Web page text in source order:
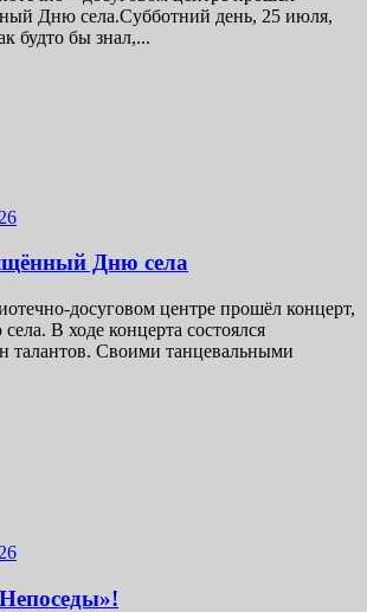
Дню села.Субботний день, 25 июля,
будто бы знал,...
Дню села
досуговом центре прошёл концерт,
В ходе концерта состоялся
талантов. Своими танцевальными